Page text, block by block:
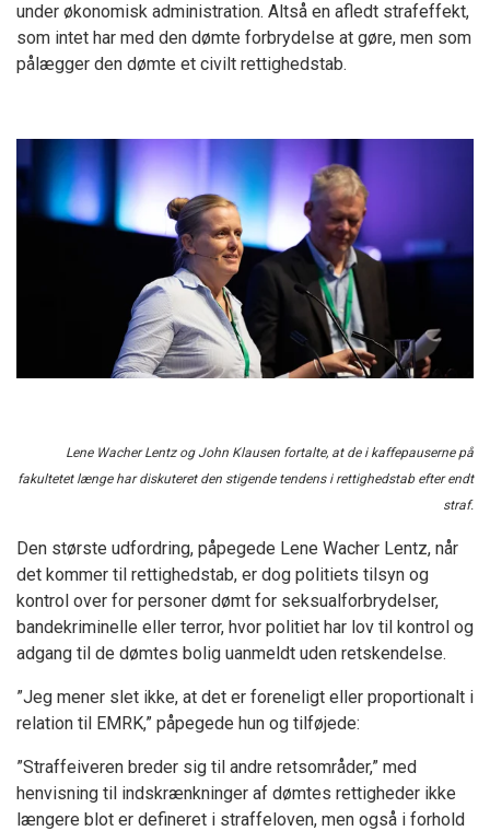
under økonomisk administration. Altså en afledt strafeffekt,
som intet har med den dømte forbrydelse at gøre, men som
pålægger den dømte et civilt rettighedstab.
Lene Wacher Lentz og John Klausen fortalte, at de i kaffepauserne på
fakultetet længe har diskuteret den stigende tendens i rettighedstab efter endt
straf.
Den største udfordring, påpegede Lene Wacher Lentz, når
det kommer til rettighedstab, er dog politiets tilsyn og
kontrol over for personer dømt for seksualforbrydelser,
bandekriminelle eller terror, hvor politiet har lov til kontrol og
adgang til de dømtes bolig uanmeldt uden retskendelse.
”Jeg mener slet ikke, at det er foreneligt eller proportionalt i
relation til EMRK,” påpegede hun og tilføjede:
”Straffeiveren breder sig til andre retsområder,” med
henvisning til indskrænkninger af dømtes rettigheder ikke
længere blot er defineret i straffeloven, men også i forhold